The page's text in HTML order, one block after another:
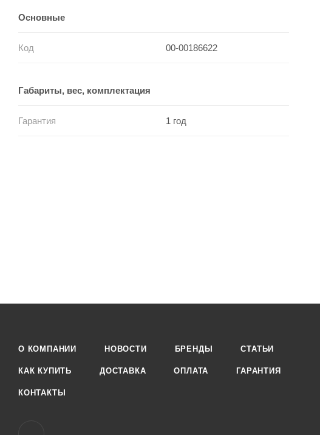
Основные
Код 00-00186622
Габариты, вес, комплектация
Гарантия 1 год
О КОМПАНИИ НОВОСТИ БРЕНДЫ СТАТЬИ
КАК КУПИТЬ ДОСТАВКА ОПЛАТА ГАРАНТИЯ
КОНТАКТЫ